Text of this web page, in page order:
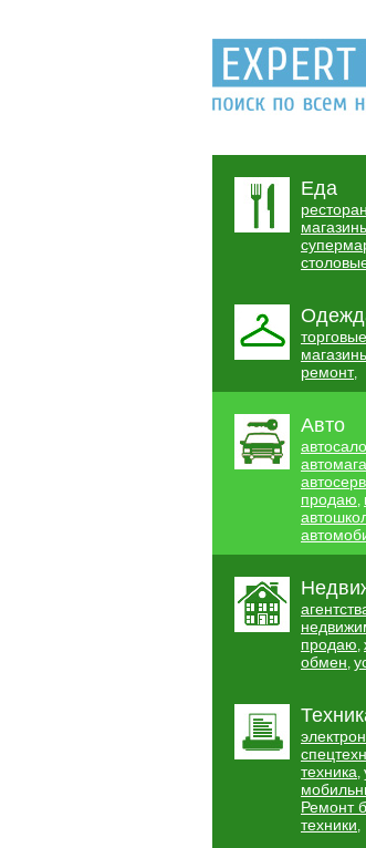
Еда
ремонт,
Авто
продаю,
продаю,
обмен,
техника,
Ремонт
техники,